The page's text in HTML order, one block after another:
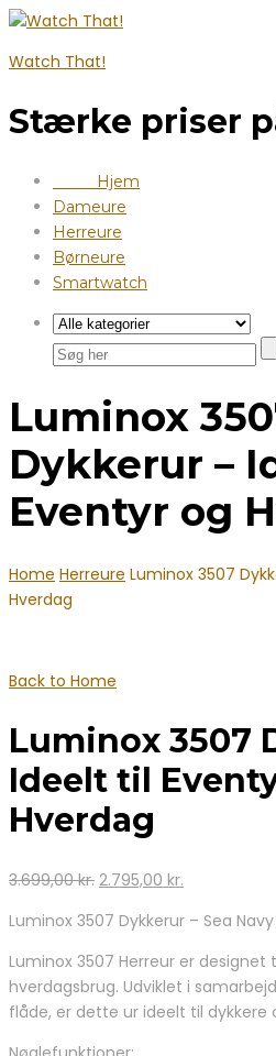
Watch That!
Stærke priser
Hjem
Dameure
Herreure
Børneure
Smartwatch
Luminox
Dykkerur –
Eventyr og
Home Herreure Luminox 3507
Hverdag
Back to Home
Luminox 3507
Ideelt til
Hverdag
3.699,00kr. Den
pris
var:
3.699,00 kr..
2.795,00 kr.
pris
er:
2.795,00 kr..
Luminox 3507 Dykkerur – Sea
Luminox 3507 Herreur er
hverdagsbrug. Udviklet i
flåde, er dette ur ideelt til dykkere